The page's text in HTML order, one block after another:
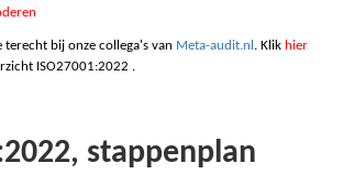
terecht bij onze collega's van Meta-audit.nl . Klik hier
ISO27001:2022 .
stappenplan